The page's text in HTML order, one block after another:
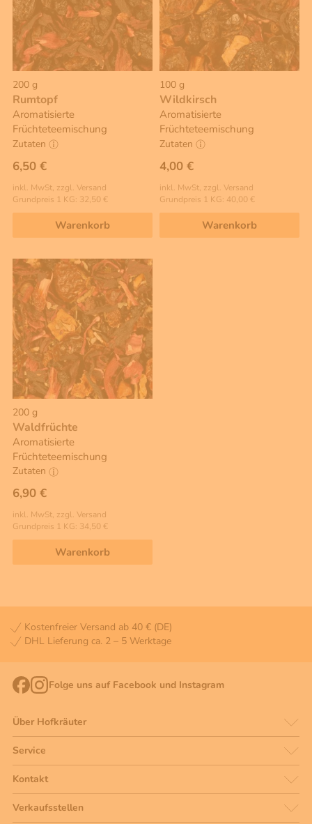
200 g
Rumtopf
Aromatisierte
Früchteteemischung
Zutaten
6,50 €
inkl. MwSt, zzgl. Versand
Grundpreis 1 KG: 32,50 €
Warenkorb
100 g
Wildkirsch
Aromatisierte
Früchteteemischung
Zutaten
4,00 €
inkl. MwSt, zzgl. Versand
Grundpreis 1 KG: 40,00 €
Warenkorb
200 g
Waldfrüchte
Aromatisierte
Früchteteemischung
Zutaten
6,90 €
inkl. MwSt, zzgl. Versand
Grundpreis 1 KG: 34,50 €
Warenkorb
Kostenfreier Versand ab 40 € (DE)
DHL Lieferung ca. 2 – 5 Werktage
Folge uns auf Facebook und Instagram
Über Hofkräuter
Service
Kontakt
Verkaufsstellen